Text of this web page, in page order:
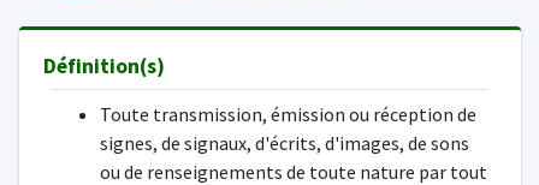
Définition(s)
Toute transmission, émission ou réception de
signes, de signaux, d'écrits, d'images, de sons
ou de renseignements de toute nature par tout